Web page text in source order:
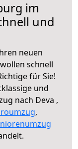
im
und
neuen
schnell
für Sie!
und
nach Deva ,
,